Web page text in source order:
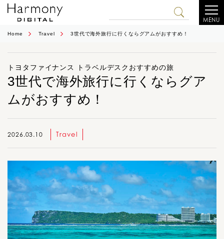
MENU
Home Travel 3世代で海外旅行に行くならグアムがおすすめ！
トヨタファイナンス トラベルデスクおすすめの旅
3世代で海外旅行に行くならグア
ムがおすすめ！
2026.03.10 Travel